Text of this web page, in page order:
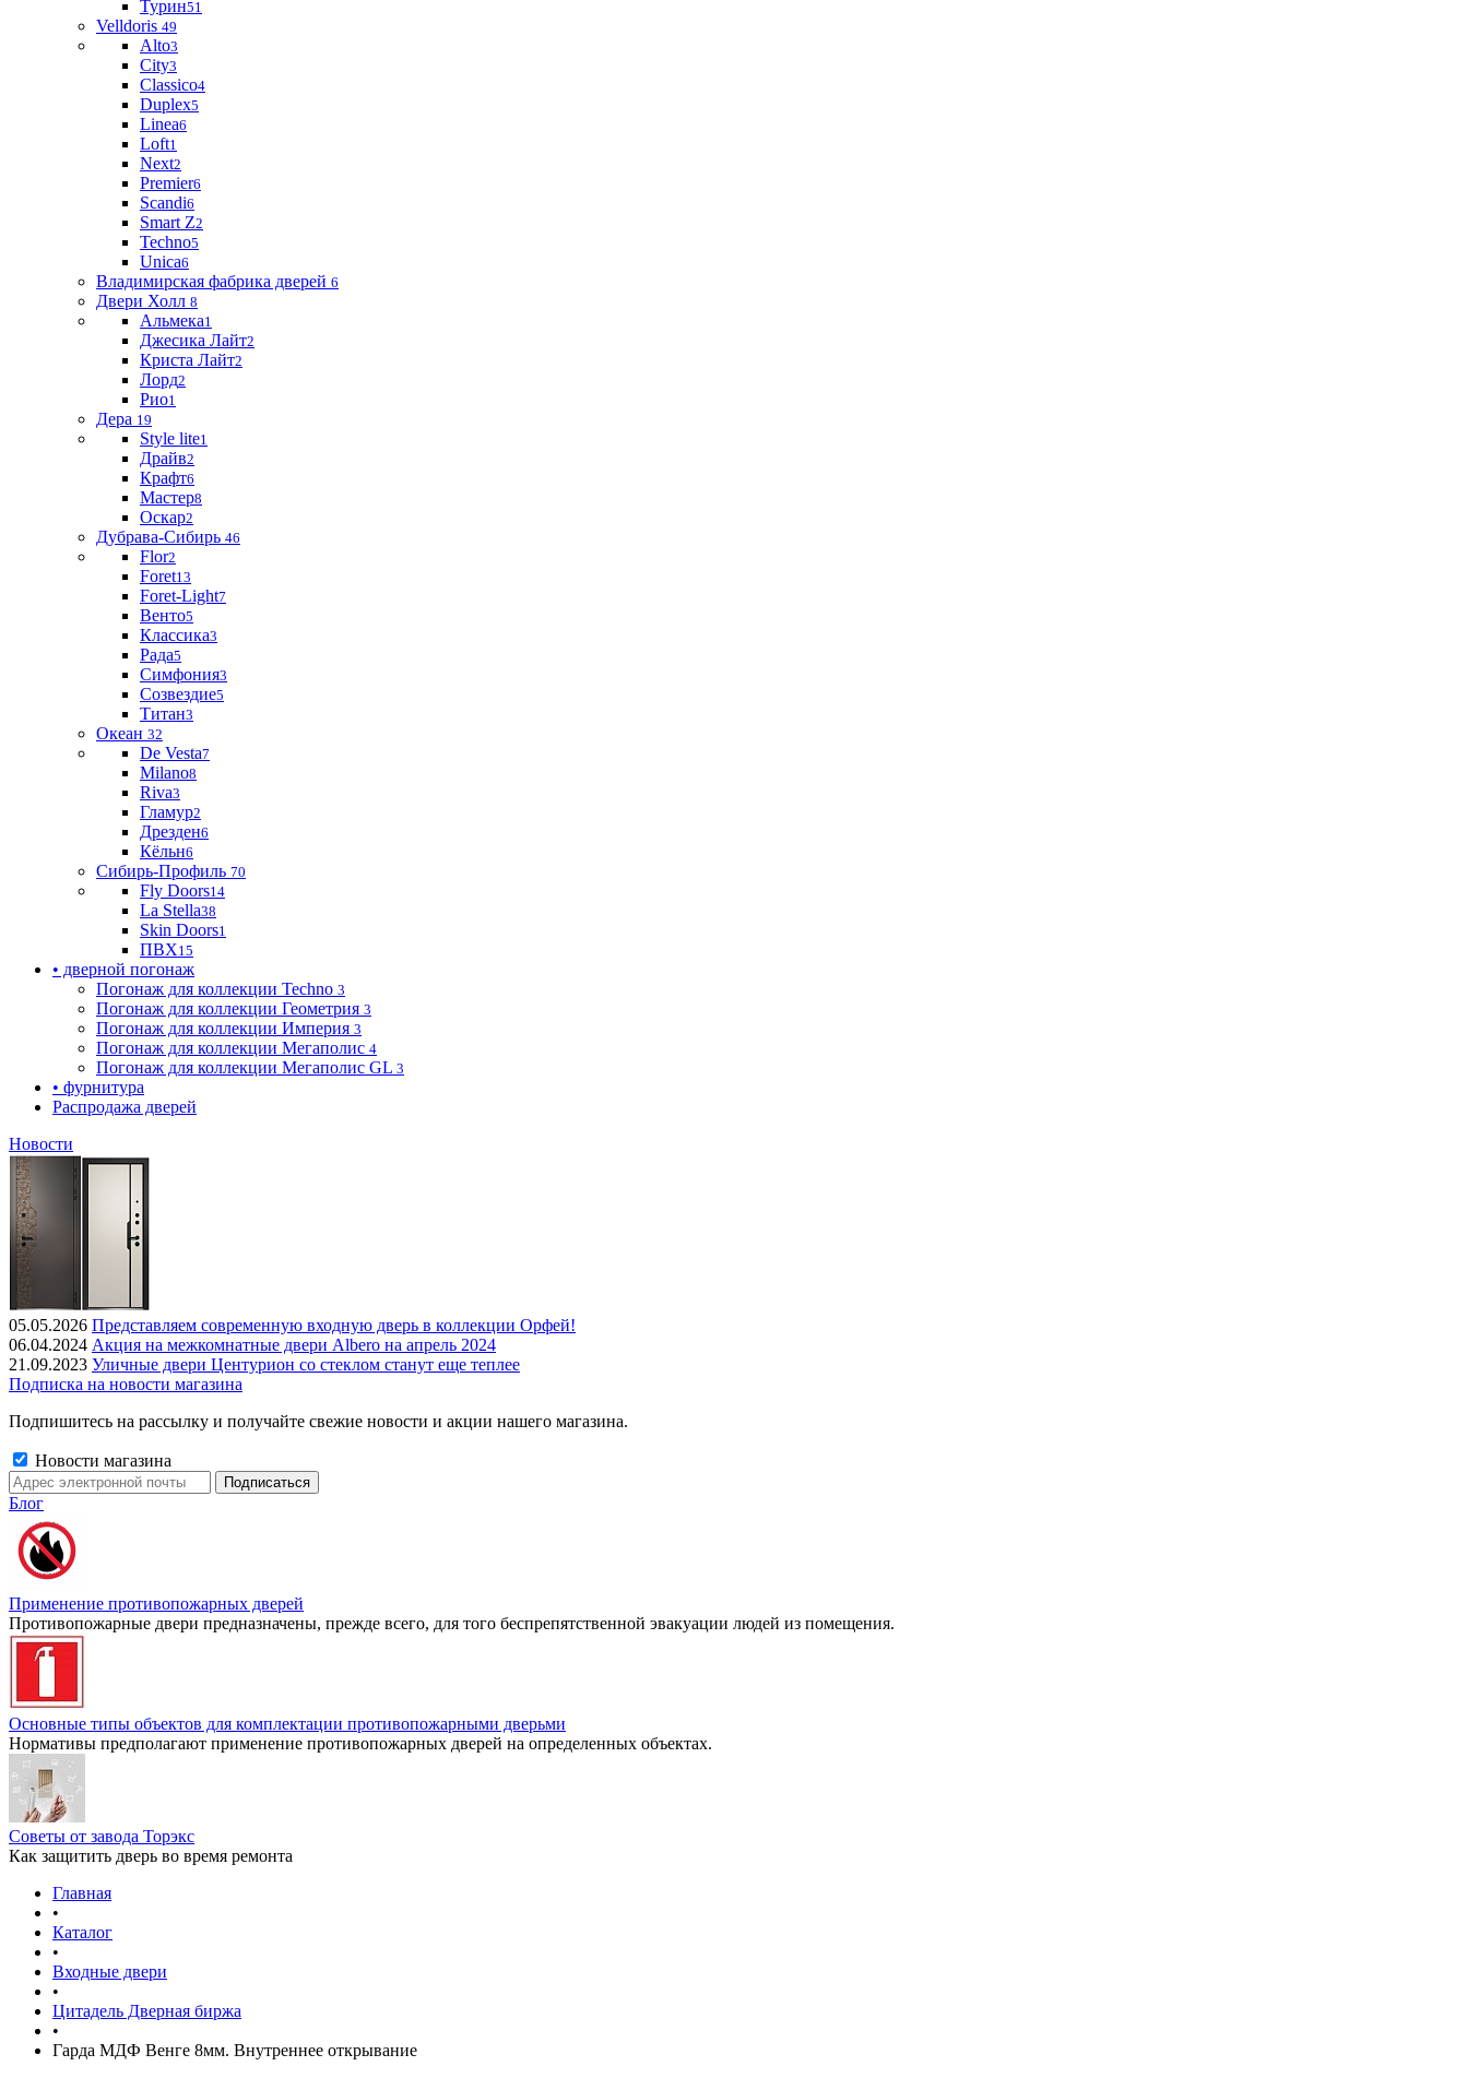
Турин51
Velldoris 49
Alto3
City3
Classico4
Duplex5
Linea6
Loft1
Next2
Premier6
Scandi6
Smart Z2
Techno5
Unica6
Владимирская фабрика дверей 6
Двери Холл 8
Альмека1
Джесика Лайт2
Криста Лайт2
Лорд2
Рио1
Дера 19
Style lite1
Драйв2
Крафт6
Мастер8
Оскар2
Дубрава-Сибирь 46
Flor2
Foret13
Foret-Light7
Венто5
Классика3
Рада5
Симфония3
Созвездие5
Титан3
Океан 32
De Vesta7
Milano8
Riva3
Гламур2
Дрезден6
Кёльн6
Сибирь-Профиль 70
Fly Doors14
La Stella38
Skin Doors1
ПВХ15
• дверной погонаж
Погонаж для коллекции Techno 3
Погонаж для коллекции Геометрия 3
Погонаж для коллекции Империя 3
Погонаж для коллекции Мегаполис 4
Погонаж для коллекции Мегаполис GL 3
• фурнитура
Распродажа дверей
Новости
05.05.2026 Представляем современную входную дверь в коллекции Орфей!
06.04.2024 Акция на межкомнатные двери Albero на апрель 2024
21.09.2023 Уличные двери Центурион со стеклом станут еще теплее
Подписка на новости магазина
Подпишитесь на рассылку и получайте свежие новости и акции нашего магазина.
Новости магазина
Блог
Применение противопожарных дверей
Противопожарные двери предназначены, прежде всего, для того беспрепятственной эвакуации людей из помещения.
Основные типы объектов для комплектации противопожарными дверьми
Нормативы предполагают применение противопожарных дверей на определенных объектах.
Советы от завода Торэкс
Как защитить дверь во время ремонта
Главная
•
Каталог
•
Входные двери
•
Цитадель Дверная биржа
•
Гарда МДФ Венге 8мм. Внутреннее открывание